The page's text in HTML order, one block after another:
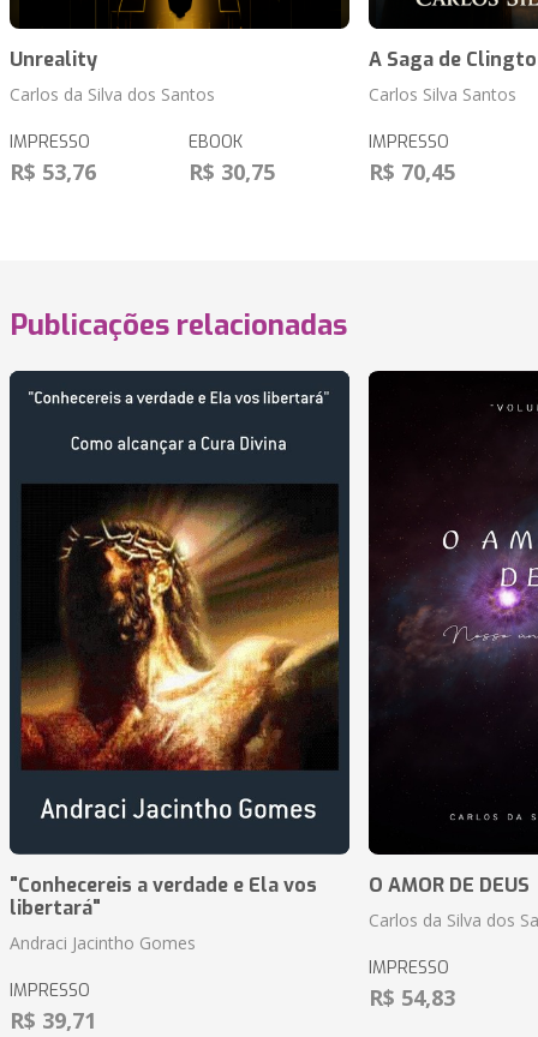
Unreality
Carlos da Silva dos Santos
IMPRESSO
R$ 53,76
EBOOK
R$ 30,75
A Saga de
Carlos Silva Santos
IMPRESSO
R$ 70,45
Publicações relacionadas
"Conhecereis a verdade e Ela vos
libertará"
Andraci Jacintho Gomes
IMPRESSO
R$ 39,71
O AMOR DE DEUS
Carlos da Silva dos
IMPRESSO
R$ 54,83